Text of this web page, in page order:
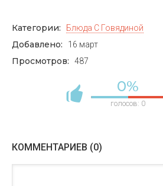
Категории: Блюда С Говядиной
Добавлено: 16 март
Просмотров: 487
0%
голосов: 0
КОММЕНТАРИЕВ (0)